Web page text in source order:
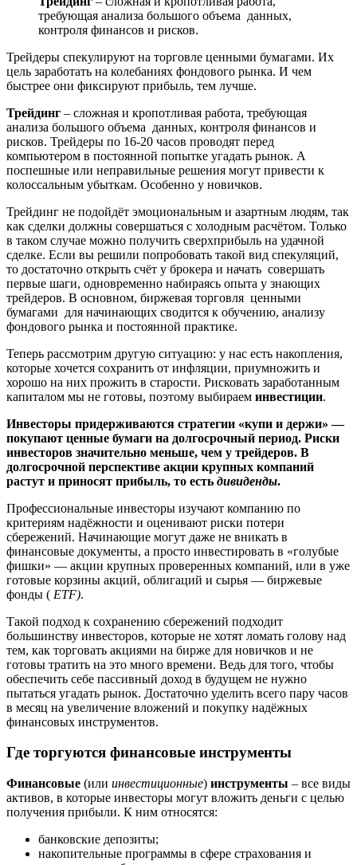
требующая анализа большого объема данных,
контроля финансов и рисков.
Трейдеры спекулируют на торговле ценными бумагами. Их
цель заработать на колебаниях фондового рынка. И чем
быстрее они фиксируют прибыль, тем лучше.
Трейдинг – сложная и кропотливая работа, требующая
анализа большого объема данных, контроля финансов и
рисков. Трейдеры по 16-20 часов проводят перед
компьютером в постоянной попытке угадать рынок. А
поспешные или неправильные решения могут привести к
колоссальным убыткам. Особенно у новичков.
Трейдинг не подойдёт эмоциональным и азартным людям, так
как сделки должны совершаться с холодным расчётом. Только
в таком случае можно получить сверхприбыль на удачной
сделке. Если вы решили попробовать такой вид спекуляций,
то достаточно открыть счёт у брокера и начать совершать
первые шаги, одновременно набираясь опыта у знающих
трейдеров. В основном, биржевая торговля ценными
бумагами для начинающих сводится к обучению, анализу
фондового рынка и постоянной практике.
Теперь рассмотрим другую ситуацию: у нас есть накопления,
которые хочется сохранить от инфляции, приумножить и
хорошо на них прожить в старости. Рисковать заработанным
капиталом мы не готовы, поэтому выбираем инвестиции.
Инвесторы придерживаются стратегии «купи и держи» —
покупают ценные бумаги на долгосрочный период. Риски
инвесторов значительно меньше, чем у трейдеров. В
долгосрочной перспективе акции крупных компаний
растут и приносят прибыль, то есть дивиденды.
Профессиональные инвесторы изучают компанию по
критериям надёжности и оценивают риски потери
сбережений. Начинающие могут даже не вникать в
финансовые документы, а просто инвестировать в «голубые
фишки» — акции крупных проверенных компаний, или в уже
готовые корзины акций, облигаций и сырья — биржевые
фонды ( ETF).
Такой подход к сохранению сбережений подходит
большинству инвесторов, которые не хотят ломать голову над
тем, как торговать акциями на бирже для новичков и не
готовы тратить на это много времени. Ведь для того, чтобы
обеспечить себе пассивный доход в будущем не нужно
пытаться угадать рынок. Достаточно уделить всего пару часов
в месяц на увеличение вложений и покупку надёжных
финансовых инструментов.
Где торгуются финансовые инструменты
Финансовые (или инвестиционные) инструменты – все виды
активов, в которые инвесторы могут вложить деньги с целью
получения прибыли. К ним относятся:
банковские депозиты;
накопительные программы в сфере страхования и